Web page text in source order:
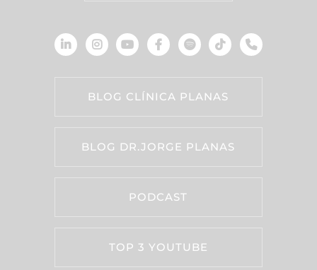
BLOG CLÍNICA PLANAS
BLOG DR.JORGE PLANAS
PODCAST
TOP 3 YOUTUBE